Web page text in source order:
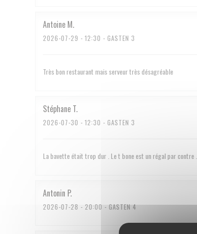
Antoine M
2026-07-29 - 12:30 - GASTEN 3
Très bon restaurant mais serveur très désagréable
Stéphane T
2026-07-30 - 12:30 - GASTEN 3
La bavette était trop dur . Le t bone est un régal par contre .
Antonin P
2026-07-28 - 20:00 - GASTEN 4